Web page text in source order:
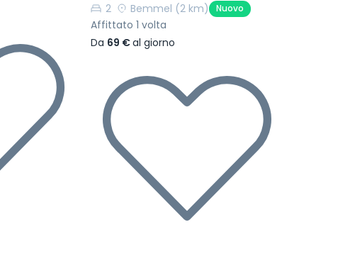
2
Bemmel (2 km) Nuovo
Affittato 1 volta
Da 69 €al giorno